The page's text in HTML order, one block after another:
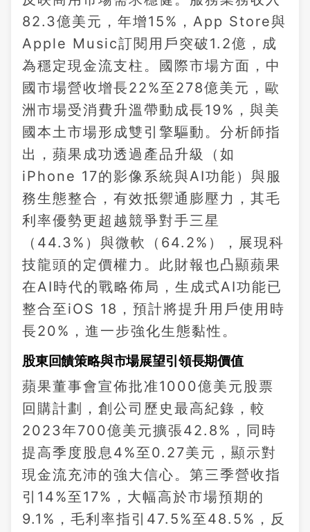
82.3億美元，年增15%，App Store與
Apple Music訂閱用戶突破1.2億，成
為穩定現金流支柱。國際市場方面，中
國市場營收增長22%至278億美元，歐
洲市場受消費升溫帶動成長19%，與美
國本土市場形成雙引擎驅動。分析師指
出，蘋果成功透過產品升級（如
iPhone 17的影像系統與AI功能）與服
務生態整合，有效抵禦通膨壓力，其毛
利率優勢更超越競爭對手三星
（44.3%）與微軟（64.2%），展現科
技龍頭的定價權力。此財報也凸顯蘋果
在AI時代的戰略佈局，生成式AI功能已
整合至iOS 18，預計將提升用戶使用時
長20%，進一步強化生態黏性。
股東回饋策略與市場展望引領長期價值
蘋果董事會宣佈批准1000億美元股票
回購計劃，創公司歷史最高紀錄，較
2023年700億美元擴張42.8%，同時
提高季度股息4%至0.27美元，顯示對
現金流充沛的強大信心。第三季營收指
引14%至17%，大幅高於市場預期的
9.1%，毛利率指引47.5%至48.5%，反